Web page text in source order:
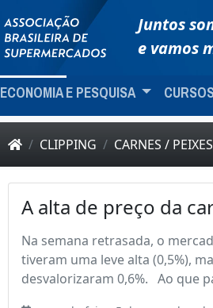
Juntos
e vamos
ECONOMIA E PESQUISA
CLIPPING CARNES / PEIXES
A alta de preço da
Na semana retrasada, o
tiveram uma leve alta (0,5%),
desvalorizaram 0,6%. Ao que